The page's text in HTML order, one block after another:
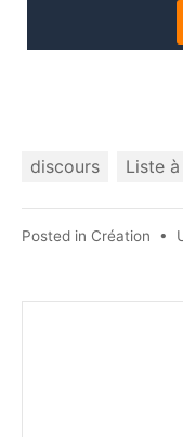
discours Liste
Posted in Création •